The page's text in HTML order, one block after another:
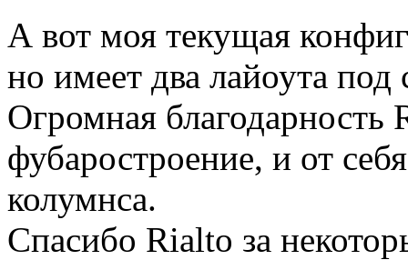
А вот моя текущая
но имеет два лайоута под
Огромная благодарность
фубаростроение, и от
колумнса.
Спасибо Rialto за